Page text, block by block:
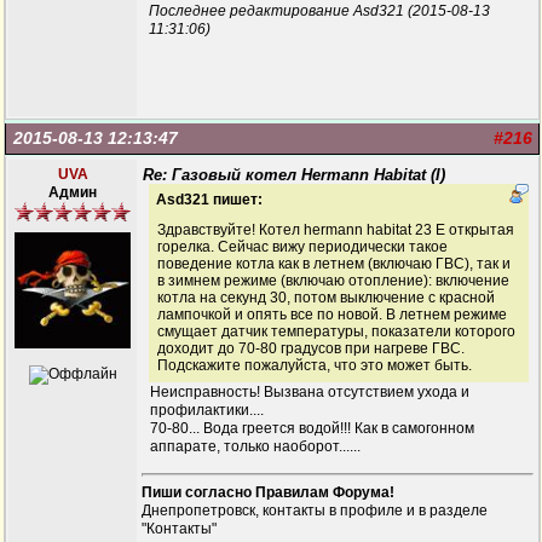
Последнее редактирование Asd321 (2015-08-13
11:31:06)
#216
2015-08-13 12:13:47
UVA
Админ
Re: Газовый котел Hermann Habitat (I)
Asd321 пишет:
Здравствуйте! Котел hermann habitat 23 E открытая
горелка. Сейчас вижу периодически такое
поведение котла как в летнем (включаю ГВС), так и
в зимнем режиме (включаю отопление): включение
котла на секунд 30, потом выключение с красной
лампочкой и опять все по новой. В летнем режиме
смущает датчик температуры, показатели которого
доходит до 70-80 градусов при нагреве ГВС.
Подскажите пожалуйста, что это может быть.
Неисправность! Вызвана отсутствием ухода и
профилактики....
70-80... Вода греется водой!!! Как в самогонном
аппарате, только наоборот......
Пиши согласно Правилам Форума!
Днепропетровск, контакты в профиле и в разделе
"Контакты"